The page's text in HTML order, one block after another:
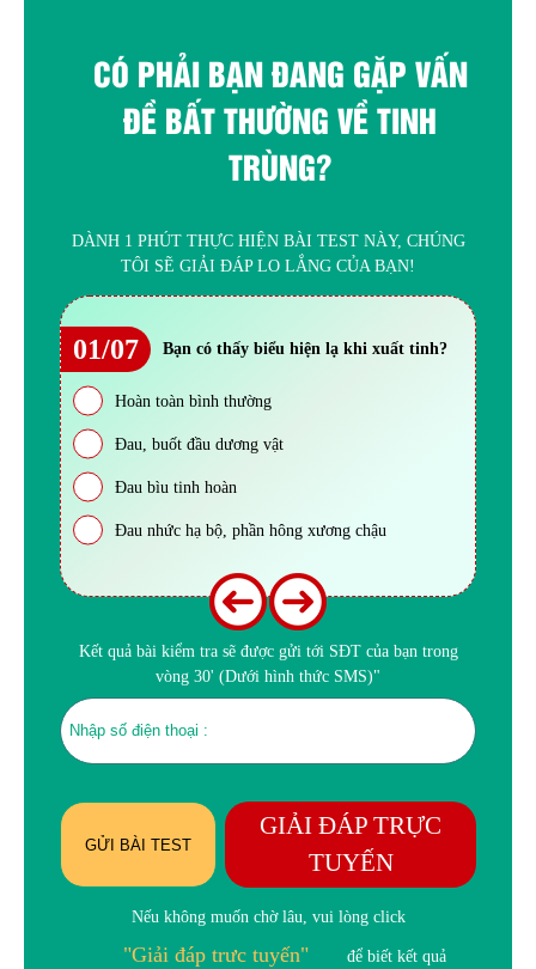
CÓ PHẢI BẠN ĐANG GẶP VẤN
ĐỀ BẤT THƯỜNG VỀ TINH
TRÙNG?
DÀNH 1 PHÚT THỰC HIỆN BÀI TEST NÀY, CHÚNG
TÔI SẼ GIẢI ĐÁP LO LẮNG CỦA BẠN!
01/07 Bạn có thấy biểu hiện lạ khi xuất tinh?
Hoàn toàn bình thường
Đau, buốt đầu dương vật
Đau bìu tinh hoàn
Đau nhức hạ bộ, phần hông xương chậu
Kết quả bài kiểm tra sẽ được gửi tới SĐT của bạn trong
vòng 30' (Dưới hình thức SMS)"
GỬI BÀI TEST
GIẢI ĐÁP TRỰC
TUYẾN
Nếu không muốn chờ lâu, vui lòng click
"Giải đáp trưc tuyến" để biết kết quả